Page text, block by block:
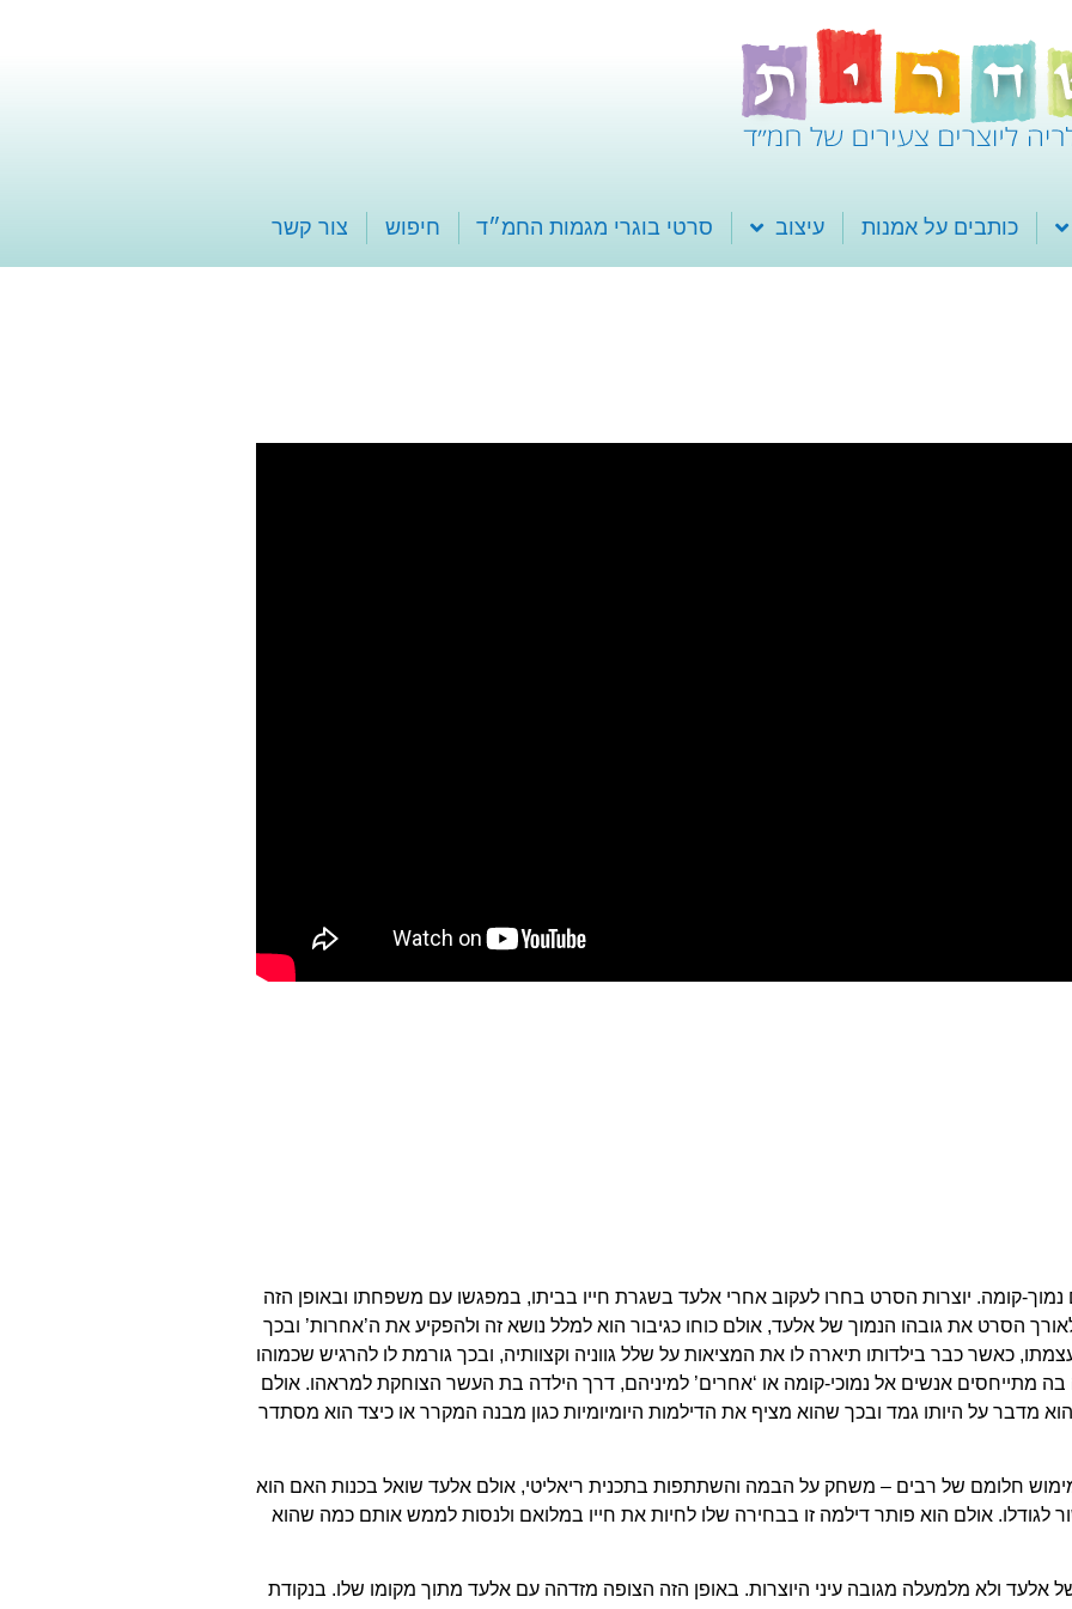
כותבים על אמנות עיצוב סרטי בוגרי מגמות החמ״ד חיפוש צור קשר
קומה. יוצרות הסרט בחרו לעקוב אחרי אלעד בשגרת חייו בביתו, במפגשו עם משפחתו ובאופן הזה
הסרט את גובהו הנמוך של אלעד, אולם כוחו כגיבור הוא למלל נושא זה ולהפקיע את ה’אחרות’ ובכך
כאשר כבר בילדותו תיארה לו את המציאות על שלל גווניה וקצוותיה, ובכך גורמת לו להרגיש שכמוהו
מתייחסים אנשים אל נמוכי-קומה או ‘אחרים’ למיניהם, דרך הילדה בת העשר הצוחקת למראהו. אולם
על היותו גמד ובכך שהוא מציף את הדילמות היומיומיות כגון מבנה המקרר או כיצד הוא מסתדר
חלומם של רבים – משחק על הבמה והשתתפות בתכנית ריאליטי, אולם אלעד שואל בכנות האם הוא
לגודלו. אולם הוא פותר דילמה זו בבחירה שלו לחיות את חייו במלואם ולנסות לממש אותם כמה שהוא
אלעד ולא מלמעלה מגובה עיני היוצרות. באופן הזה הצופה מזדהה עם אלעד מתוך מקומו שלו. בנקודת